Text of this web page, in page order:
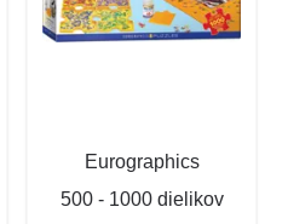
Eurographics
500 - 1000 dielikov